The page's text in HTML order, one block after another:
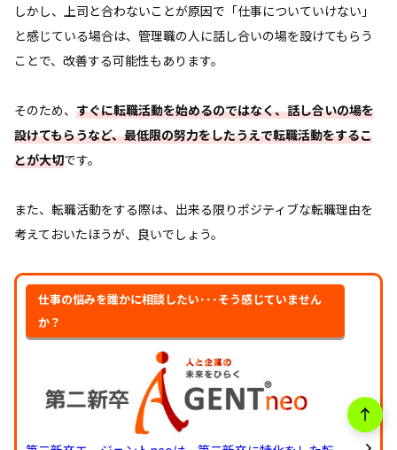
しかし、上司と合わないことが原因で「仕事についていけない」
と感じている場合は、管理職の人に話し合いの場を設けてもらう
ことで、改善する可能性もあります。
そのため、 すぐに転職活動を始めるのではなく、話し合いの場を
設けてもらうなど、最低限の努力をしたうえで転職活動をするこ
とが大切です。
また、転職活動をする際は、出来る限りポジティブな転職理由を
考えておいたほうが、良いでしょう。
仕事の悩みを誰かに相談したい･･･そう感じていません
か？